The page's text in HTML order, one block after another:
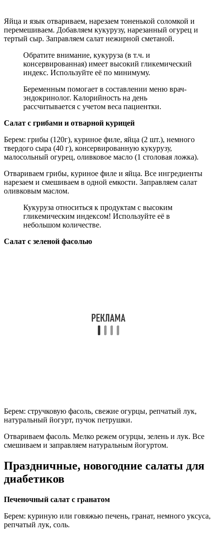
Яйца и язык отвариваем, нарезаем тоненькой соломкой и
перемешиваем. Добавляем кукурузу, нарезанный огурец и
тертый сыр. Заправляем салат нежирной сметаной.
Обратите внимание, кукуруза (в т.ч. и
консервированная) имеет высокий гликемический
индекс. Используйте её по минимуму.
Беременным помогает в составлении меню врач-
эндокринолог. Калорийность на день
рассчитывается с учетом веса пациентки.
Салат с грибами и отварной курицей
Берем: грибы (120г), куриное филе, яйца (2 шт.), немного
твердого сыра (40 г), консервированную кукурузу,
малосольный огурец, оливковое масло (1 столовая ложка).
Отвариваем грибы, куриное филе и яйца. Все ингредиенты
нарезаем и смешиваем в одной емкости. Заправляем салат
оливковым маслом.
Кукуруза относиться к продуктам с высоким
гликемическим индексом! Используйте её в
небольшом количестве.
Салат с зеленой фасолью
Берем: стручковую фасоль, свежие огурцы, репчатый лук,
натуральный йогурт, пучок петрушки.
Отвариваем фасоль. Мелко режем огурцы, зелень и лук. Все
смешиваем и заправляем натуральным йогуртом.
Праздничные, новогодние салаты для
диабетиков
Печеночный салат с гранатом
Берем: куриную или говяжью печень, гранат, немного уксуса,
репчатый лук, соль.